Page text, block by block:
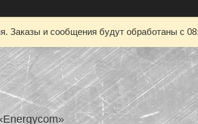
Заказы и сообщения будут обработаны с